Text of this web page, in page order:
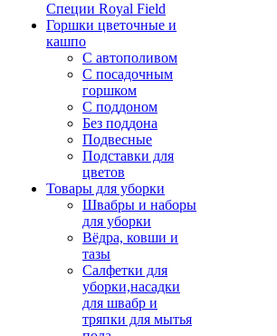
Специи Royal Field
Горшки цветочные и
кашпо
С автополивом
С посадочным
горшком
С поддоном
Без поддона
Подвесные
Подставки для
цветов
Товары для уборки
Швабры и наборы
для уборки
Вёдра, ковши и
тазы
Салфетки для
уборки,насадки
для швабр и
тряпки для мытья